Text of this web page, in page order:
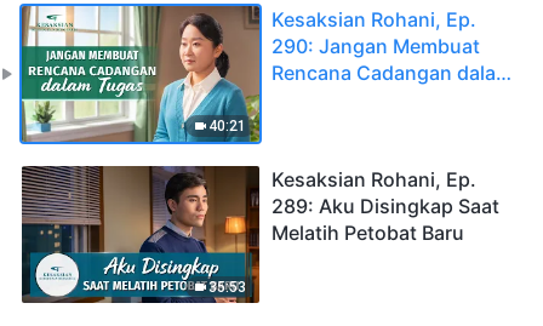
40:21
Kesaksian Rohani, Ep.
290: Jangan Membuat
Rencana Cadangan dalam
35:53
Kesaksian Rohani, Ep.
289: Aku Disingkap Saat
Melatih Petobat Baru